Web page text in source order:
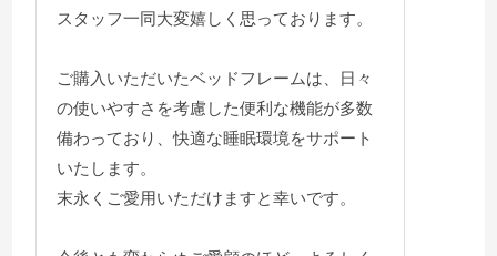
スタッフ一同大変嬉しく思っております。
ご購入いただいたベッドフレームは、日々
の使いやすさを考慮した便利な機能が多数
備わっており、快適な睡眠環境をサポート
いたします。
末永くご愛用いただけますと幸いです。